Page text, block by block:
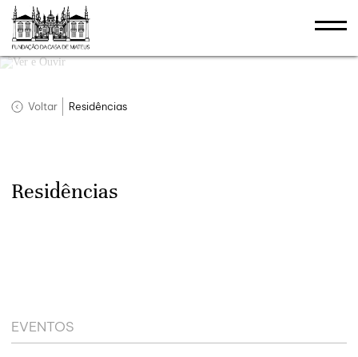
Voltar Residências
Residências
EVENTOS